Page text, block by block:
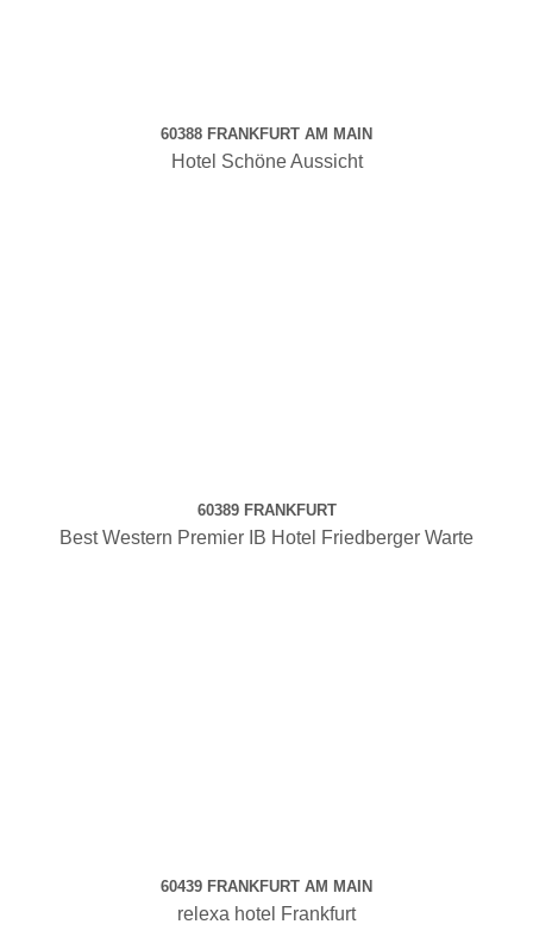
60388 FRANKFURT AM MAIN
Hotel Schöne Aussicht
60389 FRANKFURT
Best Western Premier IB Hotel Friedberger Warte
60439 FRANKFURT AM MAIN
relexa hotel Frankfurt